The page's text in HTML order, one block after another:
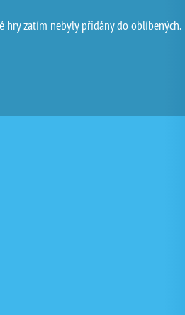
hry zatím nebyly přidány do oblíbených.